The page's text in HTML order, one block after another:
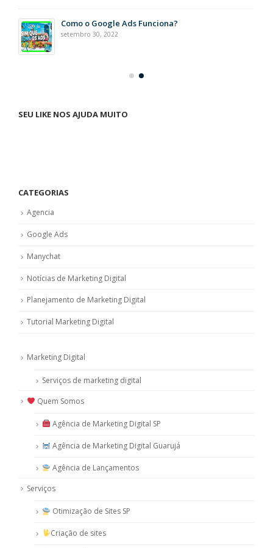
Como o Google Ads Funciona?
setembro 30, 2022
SEU LIKE NOS AJUDA MUITO
CATEGORIAS
Agencia
Google Ads
Manychat
Notícias de Marketing Digital
Planejamento de Marketing Digital
Tutorial Marketing Digital
Marketing Digital
Serviços de marketing digital
Quem Somos
Agência de Marketing Digital SP
Agência de Marketing Digital Guarujá
Agência de Lançamentos
Serviços
Otimização de Sites SP
Criação de sites